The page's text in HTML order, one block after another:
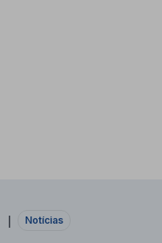
Notícias